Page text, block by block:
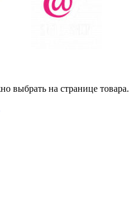
выбрать на странице товара.